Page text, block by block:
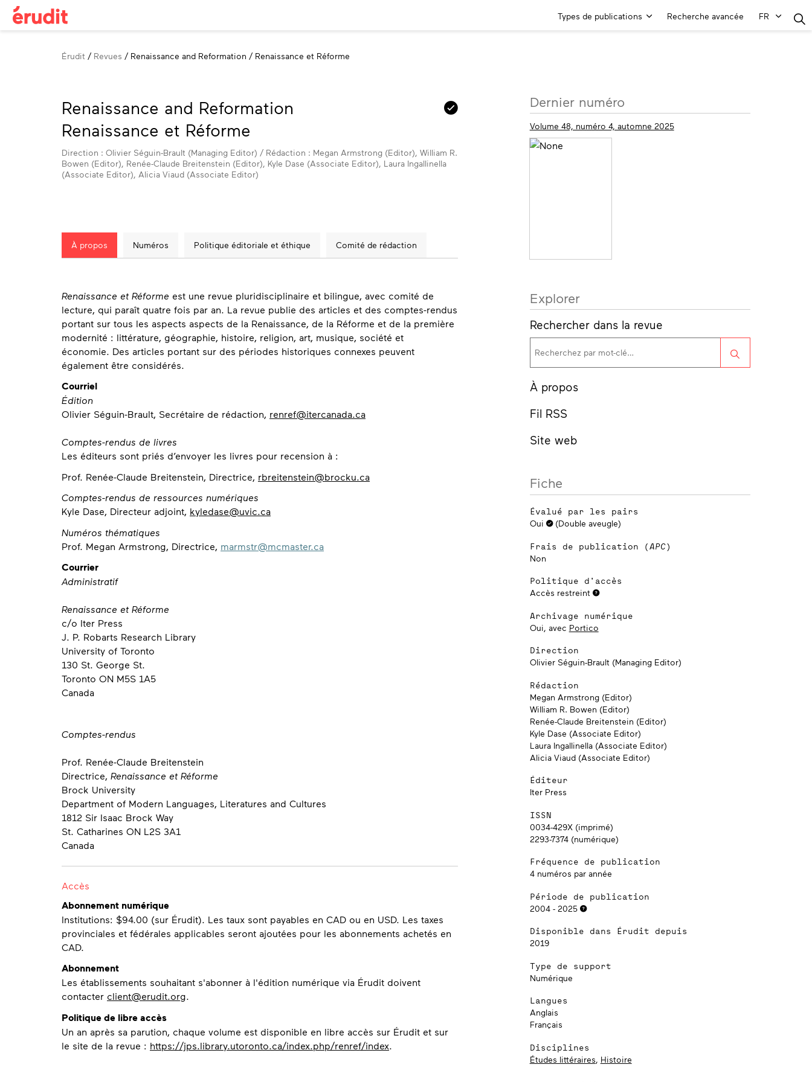
Menu
Types de publications Recherche avancée FR
Érudit Revues Renaissance and Reformation / Renaissance et Réforme
Renaissance and Reformation
Renaissance et Réforme
Direction : Olivier Séguin-Brault (Managing Editor) / Rédaction : Megan Armstrong (Editor), William R.
Bowen (Editor), Renée-Claude Breitenstein (Editor), Kyle Dase (Associate Editor), Laura Ingallinella
(Associate Editor), Alicia Viaud (Associate Editor)
À propos Numéros Politique éditoriale et éthique Comité de rédaction
À
propos
Renaissance et Réforme est une revue pluridisciplinaire et bilingue, avec comité de
lecture, qui paraît quatre fois par an. La revue publie des articles et des comptes-rendus
portant sur tous les aspects aspects de la Renaissance, de la Réforme et de la première
modernité : littérature, géographie, histoire, religion, art, musique, société et
économie. Des articles portant sur des périodes historiques connexes peuvent
également être considérés.
Coordonnées
Courriel
Édition
Olivier Séguin-Brault, Secrétaire de rédaction, renref@itercanada.ca
Comptes-rendus de livres
Les éditeurs sont priés d’envoyer les livres pour recension à :
Prof. Renée-Claude Breitenstein, Directrice, rbreitenstein@brocku.ca
Comptes-rendus de ressources numériques
Kyle Dase, Directeur adjoint, kyledase@uvic.ca
Numéros thématiques
Prof. Megan Armstrong, Directrice, marmstr@mcmaster.ca
Courrier
Administratif
Renaissance et Réforme
c/o Iter Press
J. P. Robarts Research Library
University of Toronto
130 St. George St.
Toronto ON M5S 1A5
Canada
Comptes-rendus
Prof. Renée-Claude Breitenstein
Directrice, Renaissance et Réforme
Brock University
Department of Modern Languages, Literatures and Cultures
1812 Sir Isaac Brock Way
St. Catharines ON L2S 3A1
Canada
Accès
Abonnement numérique
Institutions: $94.00 (sur Érudit). Les taux sont payables en CAD ou en USD. Les taxes
provinciales et fédérales applicables seront ajoutées pour les abonnements achetés en
CAD.
Abonnement
Les établissements souhaitant s'abonner à l'édition numérique via Érudit doivent
contacter client@erudit.org.
Politique de libre accès
Un an après sa parution, chaque volume est disponible en libre accès sur Érudit et sur
le site de la revue : https://jps.library.utoronto.ca/index.php/renref/index
Plus
d’informations
Dernier numéro
Volume 48, numéro 4, automne 2025
Explorer
Rechercher dans la revue
Rechercher
À propos
Fil RSS
Site web
Fiche
Évalué par les pairs
Oui (Double aveugle)
Frais de publication (APC)
Non
Politique d'accès
Accès restreint
Archivage numérique
Oui, avec Portico
Direction
Olivier Séguin-Brault (Managing Editor)
Rédaction
Megan Armstrong (Editor)
William R. Bowen (Editor)
Renée-Claude Breitenstein (Editor)
Kyle Dase (Associate Editor)
Laura Ingallinella (Associate Editor)
Alicia Viaud (Associate Editor)
Éditeur
Iter Press
ISSN
0034-429X (imprimé)
2293-7374 (numérique)
Fréquence de publication
4 numéros par année
Période de publication
2004 - 2025
Disponible dans Érudit depuis
2019
Type de support
Numérique
Langues
Anglais
Français
Disciplines
Études littéraires, Histoire